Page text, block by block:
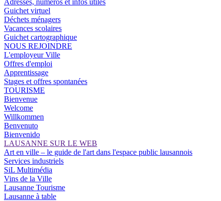
Guichet virtuel
Déchets ménagers
Vacances scolaires
Guichet cartographique
NOUS REJOINDRE
L'employeur Ville
Offres d'emploi
Apprentissage
Stages et offres spontanées
TOURISME
Bienvenue
Welcome
Willkommen
Benvenuto
Bienvenido
LAUSANNE SUR LE WEB
Art en ville – le guide de l'art dans l'espace public lausannois
Services industriels
SiL Multimédia
Vins de la Ville
Lausanne Tourisme
Lausanne à table